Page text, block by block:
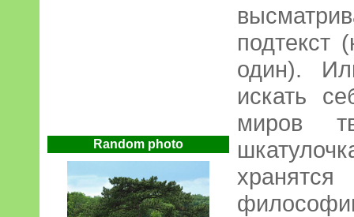
Random photo
подтекст
один).
искать
миров